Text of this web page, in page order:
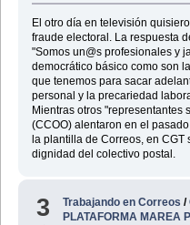
El otro día en televisión
fraude electoral. La respuesta
"Somos un@s profesionales y
democrático básico como son
que tenemos para sacar
personal y la precariedad
Mientras otros "representantes
(CCOO) alentaron en el
la plantilla de Correos, en CGT
dignidad del colectivo postal.
3 Trabajando en Correos /
PLATAFORMA MAREA